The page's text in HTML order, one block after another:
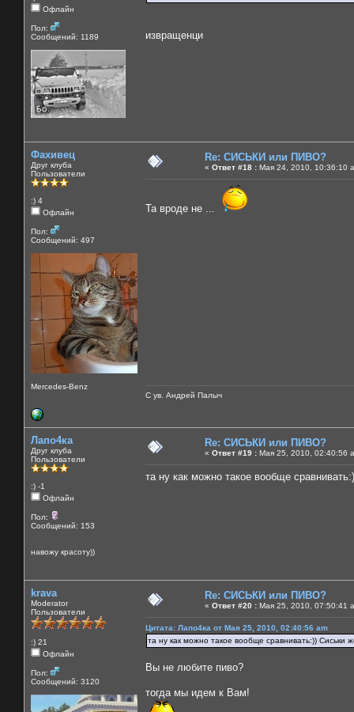
Офлайн
Пол:
Сообщений: 1189
извращенци
Фахивец
Друг клуба
Пользователи
:) 4
Офлайн
Пол:
Сообщений: 497
Mercedes-Benz
Re: СИСЬКИ или ПИВО?
« Ответ #18 : Мая 24, 2010, 10:36:10
Та вроде не ...
С ув. Андрей Палыч
Лапо4ка
Друг клуба
Пользователи
:) -1
Офлайн
Пол:
Сообщений: 153
навожу красоту))
Re: СИСЬКИ или ПИВО?
« Ответ #19 : Мая 25, 2010, 02:40:56
та ну как можно такое вообще
krava
Moderator
Пользователи
:) 21
Офлайн
Пол:
Сообщений: 3120
Re: СИСЬКИ или ПИВО?
« Ответ #20 : Мая 25, 2010, 07:50:41
Цитата: Лапо4ка от Мая 25, 2010, 02:40:56 am
та ну как можно такое вообще сравнивать:)) Сиськи
Вы не любите пиво?
тогда мы идем к Вам!